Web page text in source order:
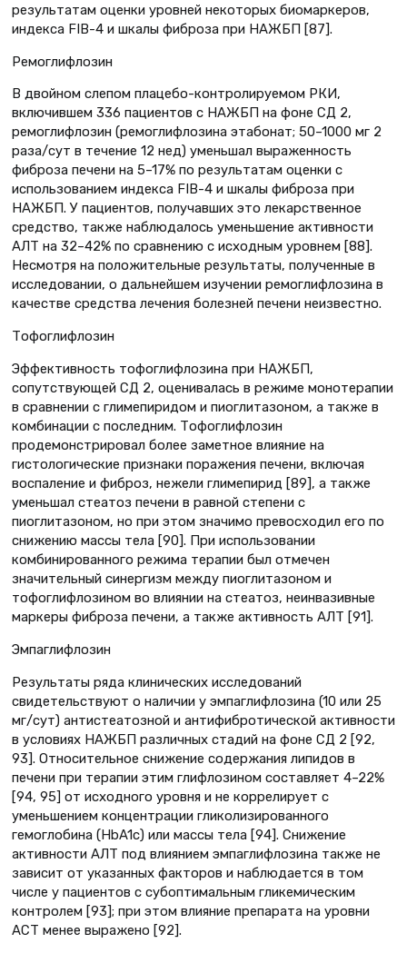
результатам оценки уровней некоторых биомаркеров,
индекса FIB-4 и шкалы фиброза при НАЖБП [87].
Ремоглифлозин
В двойном слепом плацебо-контролируемом РКИ,
включившем 336 пациентов с НАЖБП на фоне СД 2,
ремоглифлозин (ремоглифлозина этабонат; 50–1000 мг 2
раза/сут в течение 12 нед) уменьшал выраженность
фиброза печени на 5–17% по результатам оценки с
использованием индекса FIB-4 и шкалы фиброза при
НАЖБП. У пациентов, получавших это лекарственное
средство, также наблюдалось уменьшение активности
АЛТ на 32–42% по сравнению с исходным уровнем [88].
Несмотря на положительные результаты, полученные в
исследовании, о дальнейшем изучении ремоглифлозина в
качестве средства лечения болезней печени неизвестно.
Тофоглифлозин
Эффективность тофоглифлозина при НАЖБП,
сопутствующей СД 2, оценивалась в режиме монотерапии
в сравнении с глимепиридом и пиоглитазоном, а также в
комбинации с последним. Тофоглифлозин
продемонстрировал более заметное влияние на
гистологические признаки поражения печени, включая
воспаление и фиброз, нежели глимепирид [89], а также
уменьшал стеатоз печени в равной степени с
пиоглитазоном, но при этом значимо превосходил его по
снижению массы тела [90]. При использовании
комбинированного режима терапии был отмечен
значительный синергизм между пиоглитазоном и
тофоглифлозином во влиянии на стеатоз, неинвазивные
маркеры фиброза печени, а также активность АЛТ [91].
Эмпаглифлозин
Результаты ряда клинических исследований
свидетельствуют о наличии у эмпаглифлозина (10 или 25
мг/сут) антистеатозной и антифибротической активности
в условиях НАЖБП различных стадий на фоне СД 2 [92,
93]. Относительное снижение содержания липидов в
печени при терапии этим глифлозином составляет 4–22%
[94, 95] от исходного уровня и не коррелирует с
уменьшением концентрации гликолизированного
гемоглобина (HbA1c) или массы тела [94]. Снижение
активности АЛТ под влиянием эмпаглифлозина также не
зависит от указанных факторов и наблюдается в том
числе у пациентов с субоптимальным гликемическим
контролем [93]; при этом влияние препарата на уровни
АСТ менее выражено [92].